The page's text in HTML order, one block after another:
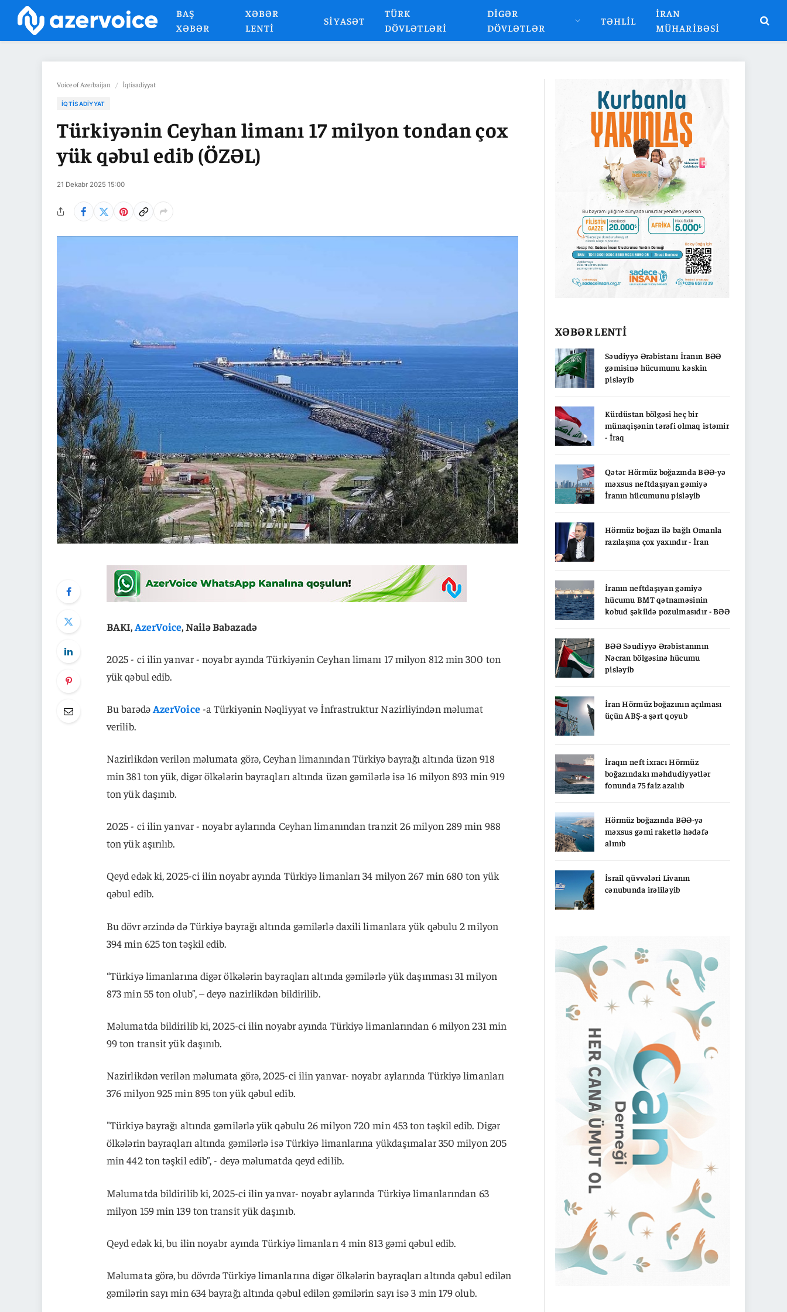
BAŞ
XƏBƏR
XƏBƏR
LENTI
SIYASƏT
TÜRK
DÖVLƏTLƏRI
DIGƏR
DÖVLƏTLƏR
TƏHLIL
İRAN
MÜHARIBƏSI
Voice of Azerbaijan / İqtisadiyyat
İQTISADIYYAT
Türkiyənin Ceyhan limanı 17 milyon tondan çox
yük qəbul edib (ÖZƏL)
21 Dekabr 2025 15:00
BAKI, AzerVoice, Nailə Babazadə
2025 - ci ilin yanvar - noyabr ayında Türkiyənin Ceyhan limanı 17 milyon 812 min 300 ton
yük qəbul edib.
Bu barədəAzerVoice-a Türkiyənin Nəqliyyat və İnfrastruktur Nazirliyindən məlumat
verilib.
Nazirlikdən verilən məlumata görə, Ceyhan limanından Türkiyə bayrağı altında üzən 918
min 381 ton yük, digər ölkələrin bayraqları altında üzən gəmilərlə isə 16 milyon 893 min 919
ton yük daşınıb.
2025 - ci ilin yanvar - noyabr aylarında Ceyhan limanından tranzit 26 milyon 289 min 988
ton yük aşırılıb.
Qeyd edək ki, 2025-ci ilin noyabr ayında Türkiyə limanları 34 milyon 267 min 680 ton yük
qəbul edib.
Bu dövr ərzində də Türkiyə bayrağı altında gəmilərlə daxili limanlara yük qəbulu 2 milyon
394 min 625 ton təşkil edib.
“Türkiyə limanlarına digər ölkələrin bayraqları altında gəmilərlə yük daşınması 31 milyon
873 min 55 ton olub”, – deyə nazirlikdən bildirilib.
Məlumatda bildirilib ki, 2025-ci ilin noyabr ayında Türkiyə limanlarından 6 milyon 231 min
99 ton transit yük daşınıb.
Nazirlikdən verilən məlumata görə, 2025-ci ilin yanvar- noyabr aylarında Türkiyə limanları
376 milyon 925 min 895 ton yük qəbul edib.
"Türkiyə bayrağı altında gəmilərlə yük qəbulu 26 milyon 720 min 453 ton təşkil edib. Digər
ölkələrin bayraqları altında gəmilərlə isə Türkiyə limanlarına yükdaşımalar 350 milyon 205
min 442 ton təşkil edib”, - deyə məlumatda qeyd edilib.
Məlumatda bildirilib ki, 2025-ci ilin yanvar- noyabr aylarında Türkiyə limanlarından 63
milyon 159 min 139 ton transit yük daşınıb.
Qeyd edək ki, bu ilin noyabr ayında Türkiyə limanları 4 min 813 gəmi qəbul edib.
Məlumata görə, bu dövrdə Türkiyə limanlarına digər ölkələrin bayraqları altında qəbul edilən
gəmilərin sayı min 634 bayrağı altında qəbul edilən gəmilərin sayı isə 3 min 179 olub.
XƏBƏR LENTİ
Səudiyyə Ərəbistanı İranın BƏƏ
gəmisinə hücumunu kəskin
pisləyib
Kürdüstan bölgəsi heç bir
münaqişənin tərəfi olmaq istəmir
- İraq
Qətər Hörmüz boğazında BƏƏ-yə
məxsus neftdaşıyan gəmiyə
İranın hücumunu pisləyib
Hörmüz boğazı ilə bağlı Omanla
razılaşma çox yaxındır - İran
İranın neftdaşıyan gəmiyə
hücumu BMT qətnaməsinin
kobud şəkildə pozulmasıdır - BƏƏ
BƏƏ Səudiyyə Ərəbistanının
Nəcran bölgəsinə hücumu
pisləyib
İran Hörmüz boğazının açılması
üçün ABŞ-a şərt qoyub
İraqın neft ixracı Hörmüz
boğazındakı məhdudiyyətlər
fonunda 75 faiz azalıb
Hörmüz boğazında BƏƏ-yə
məxsus gəmi raketlə hədəfə
alınıb
İsrail qüvvələri Livanın
cənubunda irəliləyib